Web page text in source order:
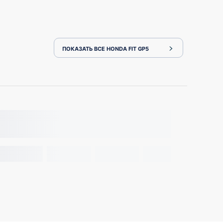
ПОКАЗАТЬ ВСЕ HONDA FIT GP5